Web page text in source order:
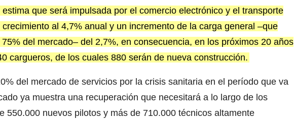
que será impulsada por el comercio electrónico y el transporte
al 4,7% anual y un incremento de la carga general –que
del mercado– del 2,7%, en consecuencia, en los próximos 20 años
cargueros, de los cuales 880 serán de nueva construcción.
del mercado de servicios por la crisis sanitaria en el período que va
ya muestra una recuperación que necesitará a lo largo de los
550.000 nuevos pilotos y más de 710.000 técnicos altamente